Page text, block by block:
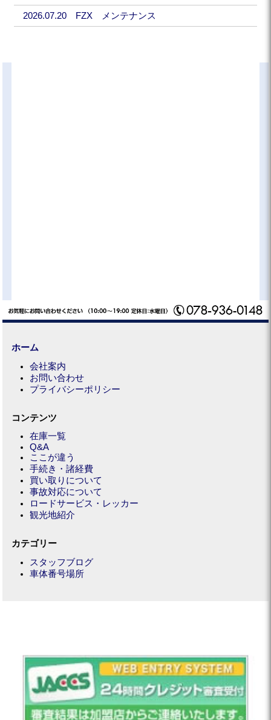
2026.07.20 FZX メンテナンス
ホーム
会社案内
お問い合わせ
プライバシーポリシー
コンテンツ
在庫一覧
Q&A
ここが違う
手続き・諸経費
買い取りについて
事故対応について
ロードサービス・レッカー
観光地紹介
カテゴリー
スタッフブログ
車体番号場所